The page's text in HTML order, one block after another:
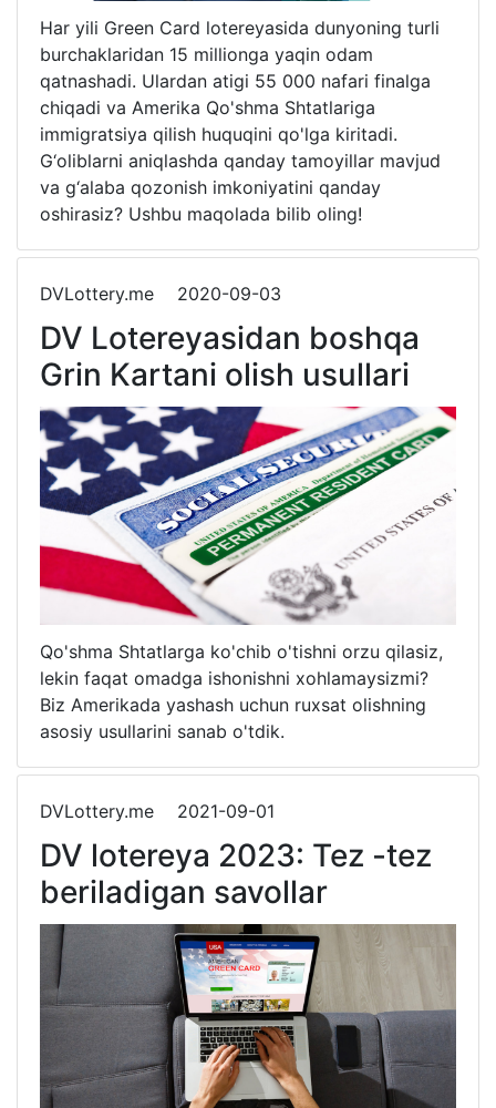
Har yili Green Card lotereyasida dunyoning turli
burchaklaridan 15 millionga yaqin odam
qatnashadi. Ulardan atigi 55 000 nafari finalga
chiqadi va Amerika Qo'shma Shtatlariga
immigratsiya qilish huquqini qo'lga kiritadi.
G‘oliblarni aniqlashda qanday tamoyillar mavjud
va g‘alaba qozonish imkoniyatini qanday
oshirasiz? Ushbu maqolada bilib oling!
DVLottery.me 2020-09-03
DV Lotereyasidan boshqa
Grin Kartani olish usullari
Qo'shma Shtatlarga ko'chib o'tishni orzu qilasiz,
lekin faqat omadga ishonishni xohlamaysizmi?
Biz Amerikada yashash uchun ruxsat olishning
asosiy usullarini sanab o'tdik.
DVLottery.me 2021-09-01
DV lotereya 2023: Tez -tez
beriladigan savollar